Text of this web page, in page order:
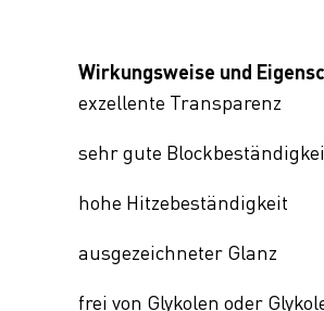
Wirkungsweise und
exzellente Transparenz
sehr gute
hohe Hitzebeständigkeit
ausgezeichneter Glanz
frei von Glykolen oder